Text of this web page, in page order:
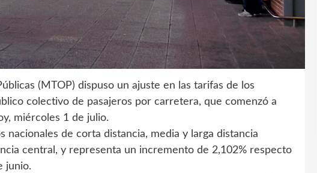
(MTOP) dispuso un ajuste en las tarifas de los
colectivo de pasajeros por carretera, que comenzó a
miércoles 1 de julio.
nacionales de corta distancia, media y larga distancia
central, y representa un incremento de 2,102% respecto
junio.